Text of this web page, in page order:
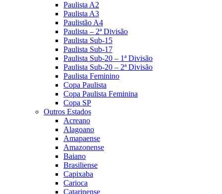
Paulista A2
Paulista A3
Paulistão A4
Paulista – 2ª Divisão
Paulista Sub-15
Paulista Sub-17
Paulista Sub-20 – 1ª Divisão
Paulista Sub-20 – 2ª Divisão
Paulista Feminino
Copa Paulista
Copa Paulista Feminina
Copa SP
Outros Estados
Acreano
Alagoano
Amapaense
Amazonense
Baiano
Brasiliense
Capixaba
Carioca
Catarinense